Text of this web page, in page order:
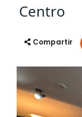
Centro
Compartir